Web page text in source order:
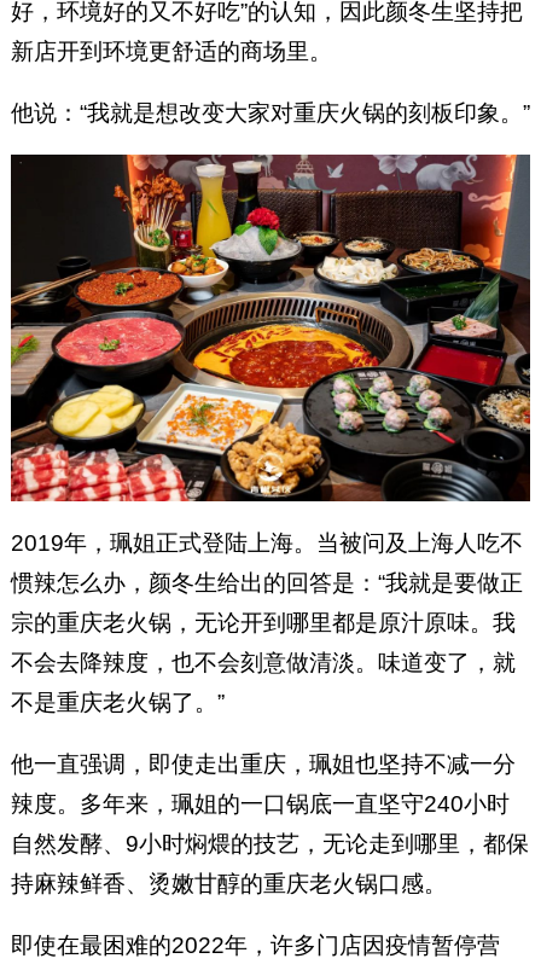
好，环境好的又不好吃”的认知，因此颜冬生坚持把
新店开到环境更舒适的商场里。
他说：“我就是想改变大家对重庆火锅的刻板印象。”
2019年，珮姐正式登陆上海。当被问及上海人吃不
惯辣怎么办，颜冬生给出的回答是：“我就是要做正
宗的重庆老火锅，无论开到哪里都是原汁原味。我
不会去降辣度，也不会刻意做清淡。味道变了，就
不是重庆老火锅了。”
他一直强调，即使走出重庆，珮姐也坚持不减一分
辣度。多年来，珮姐的一口锅底一直坚守240小时
自然发酵、9小时焖煨的技艺，无论走到哪里，都保
持麻辣鲜香、烫嫩甘醇的重庆老火锅口感。
即使在最困难的2022年，许多门店因疫情暂停营